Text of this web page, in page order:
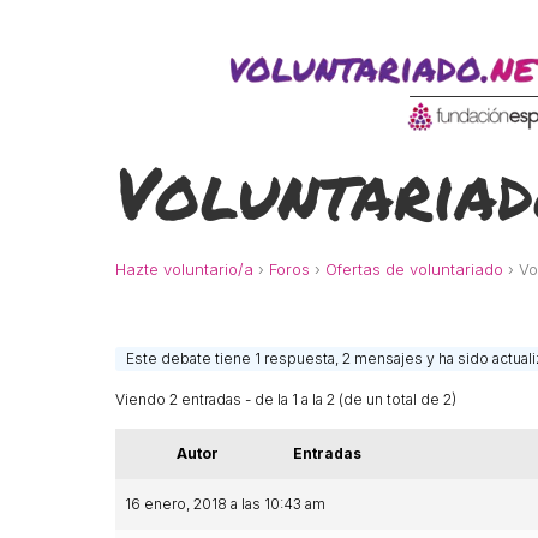
Hazte voluntario/a › Foros › Ofertas de voluntariado ›
Este debate tiene 1 respuesta, 2 mensajes y ha sido
Viendo 2 entradas - de la 1 a la 2 (de un total de 2)
Autor Entradas
16 enero, 2018 a las 10:43 am
ACTIVITATS D'ESTIU
CASES DE COLÒNIES
CONEIX FUNDESPLAI